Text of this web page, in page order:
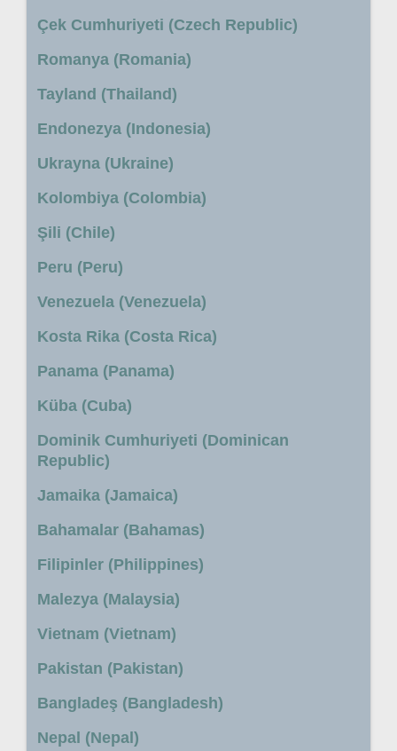
Çek Cumhuriyeti (Czech Republic)
Romanya (Romania)
Tayland (Thailand)
Endonezya (Indonesia)
Ukrayna (Ukraine)
Kolombiya (Colombia)
Şili (Chile)
Peru (Peru)
Venezuela (Venezuela)
Kosta Rika (Costa Rica)
Panama (Panama)
Küba (Cuba)
Dominik Cumhuriyeti (Dominican
Republic)
Jamaika (Jamaica)
Bahamalar (Bahamas)
Filipinler (Philippines)
Malezya (Malaysia)
Vietnam (Vietnam)
Pakistan (Pakistan)
Bangladeş (Bangladesh)
Nepal (Nepal)